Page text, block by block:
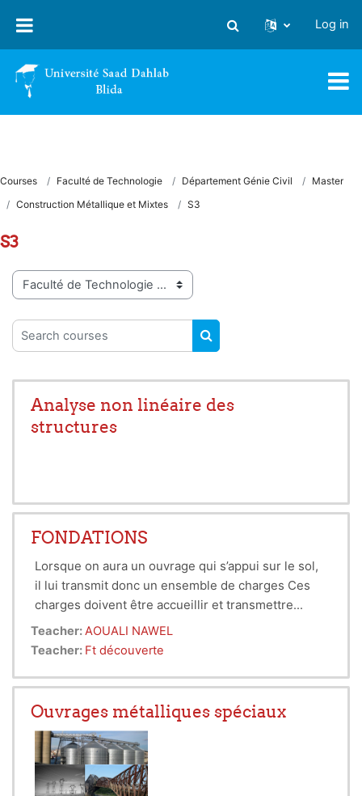
Toggle search input
Log in
Courses Faculté de Technologie Département Génie Civil
Master
Construction Métallique et Mixtes
S3
S3
Course categories
Search courses
SEARCH COURSES
Analyse non linéaire des
structures
FONDATIONS
Lorsque on aura un ouvrage qui s’appui sur le sol,
il lui transmit donc un ensemble de charges Ces
charges doivent être accueillir et transmettre
verticalement, horizontalement ou oblique
fondations qui sont la partie enterré d’un ouvrage
Teacher:AOUALI NAWEL
Teacher: Ft découverte
Ouvrages métalliques spéciaux